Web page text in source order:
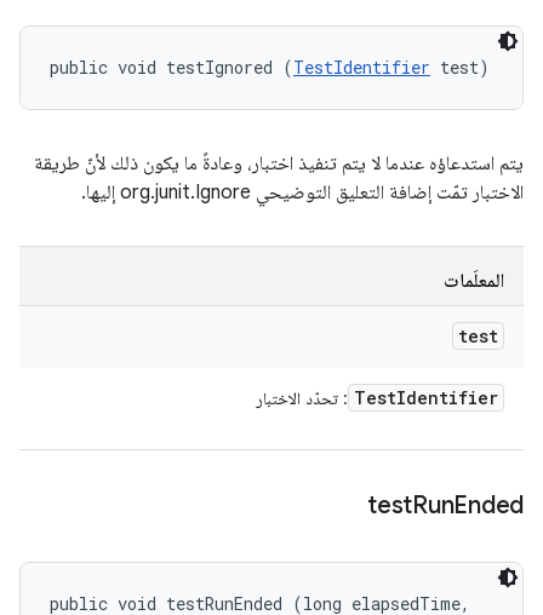
public void testIgnored (TestIdentifier test)
يتم استدعاؤه عندما لا يتم تنفيذ اختبار، وعادةً ما يكون ذلك لأنّ طريقة
الاختبار تمّت إضافة التعليق التوضيحي org.junit.Ignore إليها.
المعلَمات
test
TestIdentifier : تحدّد الاختبار
testRunEnded
public void testRunEnded (long elapsedTime,